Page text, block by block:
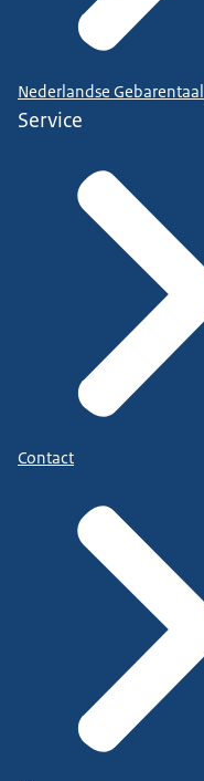
Nederlandse Gebarentaal
Service
Contact